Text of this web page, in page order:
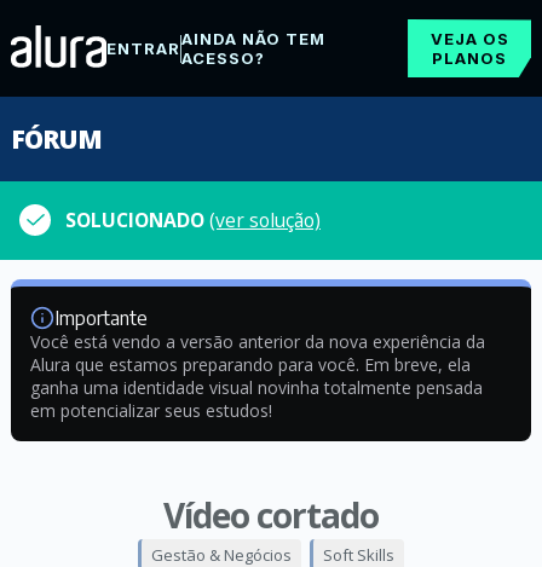
ENTRARAINDA NÃO TEM
ACESSO?
VEJA OS
PLANOS
FÓRUM
SOLUCIONADO(ver solução)
Importante
Você está vendo a versão anterior da nova experiência da
Alura que estamos preparando para você. Em breve, ela
ganha uma identidade visual novinha totalmente pensada
em potencializar seus estudos!
Vídeo cortado
Gestão & Negócios Soft Skills